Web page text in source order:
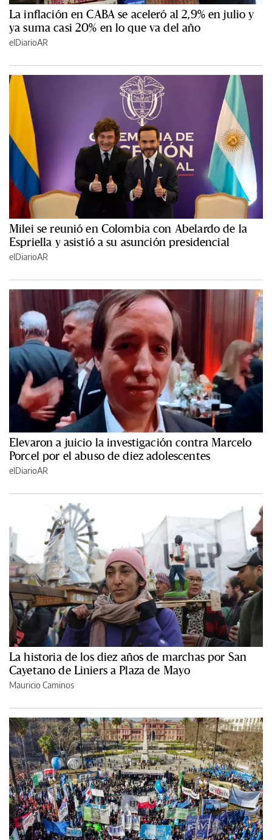
La inflación en CABA se aceleró al 2,9% en julio y
ya suma casi 20% en lo que va del año
elDiarioAR
Milei se reunió en Colombia con Abelardo de la
Espriella y asistió a su asunción presidencial
elDiarioAR
Elevaron a juicio la investigación contra Marcelo
Porcel por el abuso de diez adolescentes
elDiarioAR
La historia de los diez años de marchas por San
Cayetano de Liniers a Plaza de Mayo
Mauricio Caminos